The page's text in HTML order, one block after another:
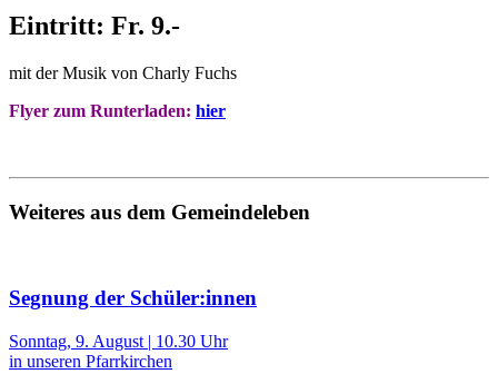
Eintritt: Fr. 9.-
mit der Musik von Charly Fuchs
Flyer zum Runterladen: hier
Weiteres aus dem Gemeindeleben
Segnung der Schüler:innen
Sonntag, 9. August | 10.30 Uhr
in unseren Pfarrkirchen